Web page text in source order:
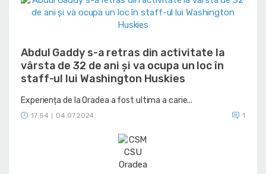
Abdul Gaddy s-a retras din activitate la
vârsta de 32 de ani și va ocupa un loc în
staff-ul lui Washington Huskies
Experiența de la Oradea a fost ultima a carie...
17:54 04.07.2024 1